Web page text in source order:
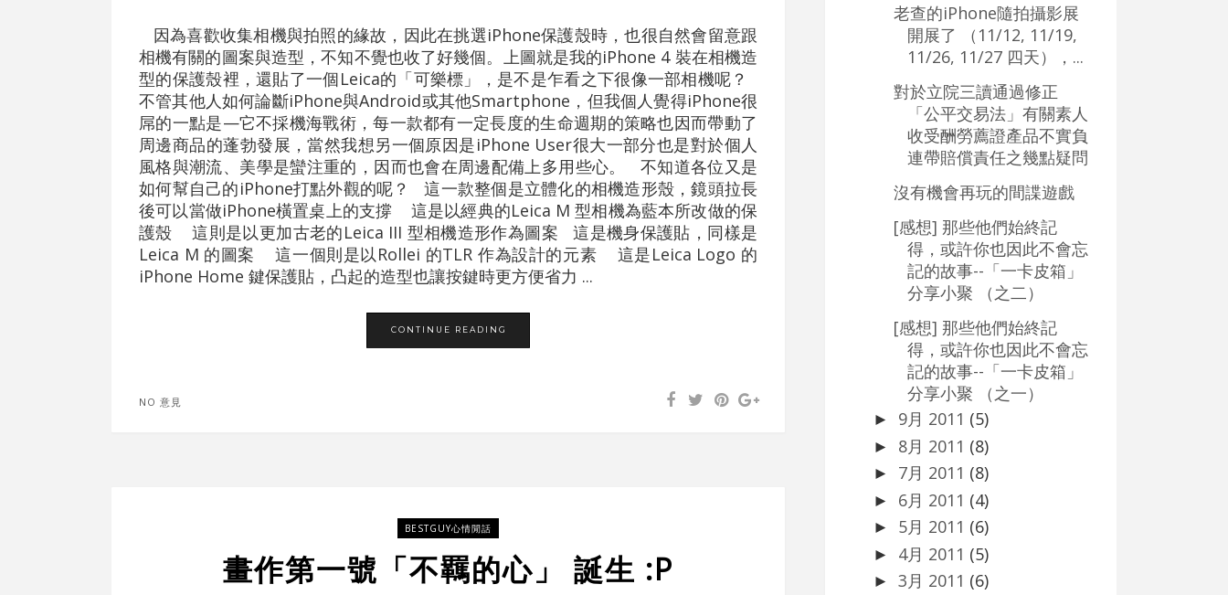
因為喜歡收集相機與拍照的緣故，因此在挑選iPhone保護殼時，也很自然會留意跟
相機有關的圖案與造型，不知不覺也收了好幾個。上圖就是我的iPhone 4 裝在相機造
型的保護殼裡，還貼了一個Leica的「可樂標」，是不是乍看之下很像一部相機呢？
不管其他人如何論斷iPhone與Android或其他Smartphone，但我個人覺得iPhone很
屌的一點是—它不採機海戰術，每一款都有一定長度的生命週期的策略也因而帶動了
周邊商品的蓬勃發展，當然我想另一個原因是iPhone User很大一部分也是對於個人
風格與潮流、美學是蠻注重的，因而也會在周邊配備上多用些心。 不知道各位又是
如何幫自己的iPhone打點外觀的呢？ 這一款整個是立體化的相機造形殼，鏡頭拉長
後可以當做iPhone橫置桌上的支撐 這是以經典的Leica M 型相機為藍本所改做的保
護殼 這則是以更加古老的Leica III 型相機造形作為圖案 這是機身保護貼，同樣是
Leica M 的圖案 這一個則是以Rollei 的TLR 作為設計的元素 這是Leica Logo 的
iPhone Home 鍵保護貼，凸起的造型也讓按鍵時更方便省力 ...
CONTINUE READING
NO 意見
BESTGUY心情閒話
畫作第一號「不羈的心」 誕生 :P
老查的iPhone隨拍攝影展
開展了 （11/12, 11/19,
11/26, 11/27 四天），...
對於立院三讀通過修正
「公平交易法」有關素人
收受酬勞薦證產品不實負
連帶賠償責任之幾點疑問
沒有機會再玩的間諜遊戲
[感想] 那些他們始終記
得，或許你也因此不會忘
記的故事--「一卡皮箱」
分享小聚 （之二）
[感想] 那些他們始終記
得，或許你也因此不會忘
記的故事--「一卡皮箱」
分享小聚 （之一）
► 9月 2011 (5)
► 8月 2011 (8)
► 7月 2011 (8)
► 6月 2011 (4)
► 5月 2011 (6)
► 4月 2011 (5)
► 3月 2011 (6)